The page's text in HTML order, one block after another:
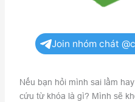
Join nhóm chát
Nếu bạn hỏi mình sai lầm
cứu từ khóa là gì? Mình sẽ